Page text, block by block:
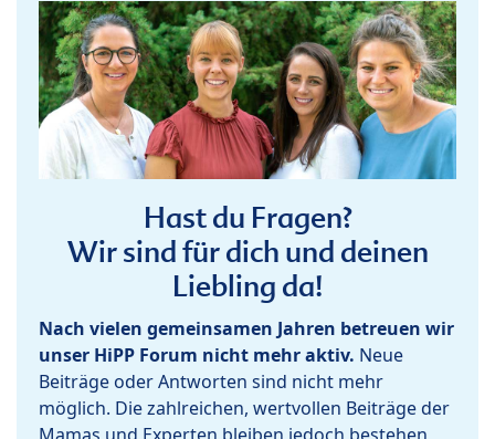
Hast du Fragen?
Wir sind für dich und deinen
Liebling da!
Nach vielen gemeinsamen Jahren betreuen wir
unser HiPP Forum nicht mehr aktiv. Neue
Beiträge oder Antworten sind nicht mehr
möglich. Die zahlreichen, wertvollen Beiträge der